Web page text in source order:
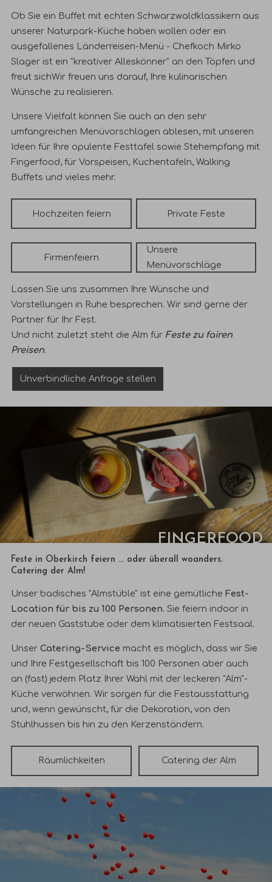
Ob Sie ein Buffet mit echten Schwarzwaldklassikern aus
unserer Naturpark-Küche haben wollen oder ein
ausgefallenes Länderreisen-Menü - Chefkoch Mirko
Slager ist ein "kreativer Alleskönner" an den Töpfen und
freut sichWir freuen uns darauf, Ihre kulinarischen
Wünsche zu realisieren.
Unsere Vielfalt können Sie auch an den sehr
umfangreichen Menüvorschlägen ablesen, mit unseren
Ideen für Ihre opulente Festtafel sowie Stehempfang mit
Fingerfood, für Vorspeisen, Kuchentafeln, Walking
Buffets und vieles mehr.
Hochzeiten feiern Private Feste
Firmenfeiern
Unsere
Menüvorschläge
Lassen Sie uns zusammen Ihre Wünsche und
Vorstellungen in Ruhe besprechen. Wir sind gerne der
Partner für Ihr Fest.
Und nicht zuletzt steht die Alm für Feste zu fairen
Preisen.
Unverbindliche Anfrage stellen
FINGERFOOD
Feste in Oberkirch feiern ... oder überall woanders.
Catering der Alm!
Unser badisches "Almstüble" ist eine gemütliche Fest-
Location für bis zu 100 Personen. Sie feiern indoor in
der neuen Gaststube oder dem klimatisierten Festsaal.
UnserCatering-Service macht es möglich, dass wir Sie
und Ihre Festgesellschaft bis 100 Personen aber auch
an (fast) jedem Platz Ihrer Wahl mit der leckeren "Alm"-
Küche verwöhnen. Wir sorgen für die Festausstattung
und, wenn gewünscht, für die Dekoration, von den
Stuhlhussen bis hin zu den Kerzenständern.
Räumlichkeiten Catering der Alm